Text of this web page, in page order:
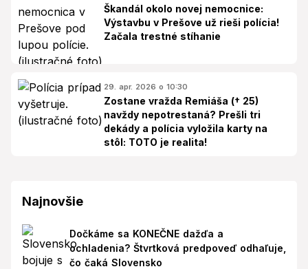
Škandál okolo novej nemocnice:
Výstavbu v Prešove už rieši polícia!
Začala trestné stíhanie
29. apr. 2026 o 10:30
Zostane vražda Remiáša († 25)
navždy nepotrestaná? Prešli tri
dekády a polícia vyložila karty na
stôl: TOTO je realita!
Najnovšie
Dočkáme sa KONEČNE dažďa a
ochladenia? Štvrtková predpoveď odhaľuje,
čo čaká Slovensko